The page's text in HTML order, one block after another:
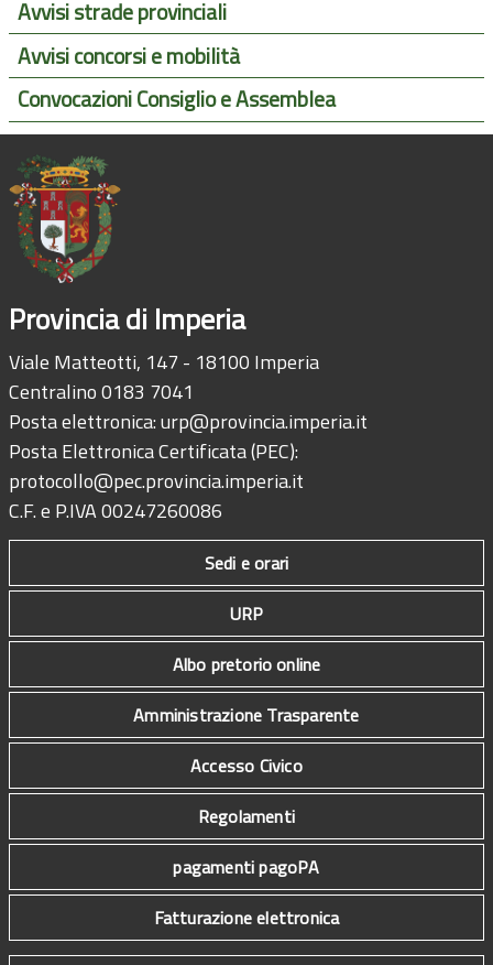
Avvisi strade provinciali
Avvisi concorsi e mobilità
Convocazioni Consiglio e Assemblea
Provincia di Imperia
Viale Matteotti, 147 - 18100 Imperia
Centralino 0183 7041
Posta elettronica:urp@provincia.imperia.it
Posta Elettronica Certificata (PEC):
protocollo@pec.provincia.imperia.it
C.F. e P.IVA 00247260086
Sedi e orari
URP
Albo pretorio online
Amministrazione Trasparente
Accesso Civico
Regolamenti
pagamenti pagoPA
Fatturazione elettronica